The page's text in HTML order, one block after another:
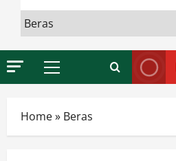
Primary
Home» Beras